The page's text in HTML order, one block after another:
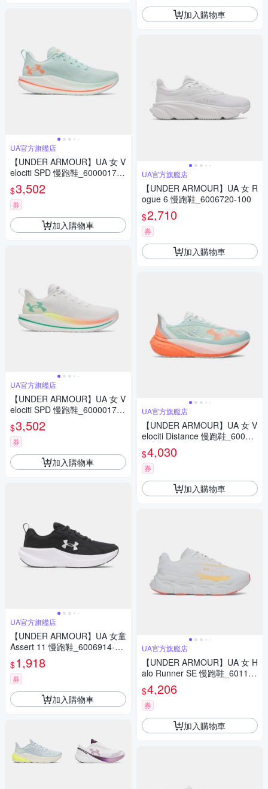
UA官方旗艦店
【UNDER ARMOUR】UA 女 V
elociti SPD 慢跑鞋_6000017-7
03
$3,502
券
加入購物車
UA官方旗艦店
【UNDER ARMOUR】UA 女 V
elociti SPD 慢跑鞋_6000017-1
04
$3,502
券
加入購物車
UA官方旗艦店
【UNDER ARMOUR】UA 女童
Assert 11 慢跑鞋_6006914-00
$1,918
券
加入購物車
加入購物車
UA官方旗艦店
【UNDER ARMOUR】UA 女 R
ogue 6 慢跑鞋_6006720-100
$2,710
券
加入購物車
UA官方旗艦店
【UNDER ARMOUR】UA 女 V
elociti Distance 慢跑鞋_60060
31-703
$4,030
券
加入購物車
UA官方旗艦店
【UNDER ARMOUR】UA 女 H
alo Runner SE 慢跑鞋_601135
5-023
$4,206
券
加入購物車